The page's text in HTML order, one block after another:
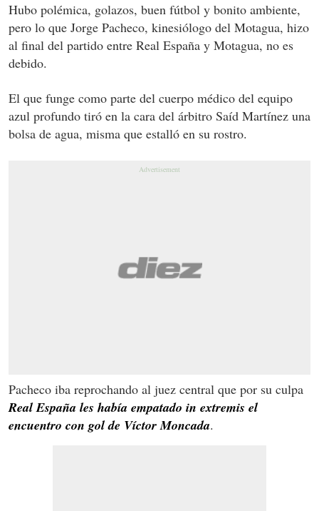
Hubo polémica, golazos, buen fútbol y bonito ambiente,
pero lo que Jorge Pacheco, kinesiólogo del Motagua, hizo
al final del partido entre Real España y Motagua, no es
debido.
El que funge como parte del cuerpo médico del equipo
azul profundo tiró en la cara del árbitro Saíd Martínez una
bolsa de agua, misma que estalló en su rostro.
Pacheco iba reprochando al juez central que por su culpa
Real España les había empatado in extremis el
encuentro con gol de Víctor Moncada.